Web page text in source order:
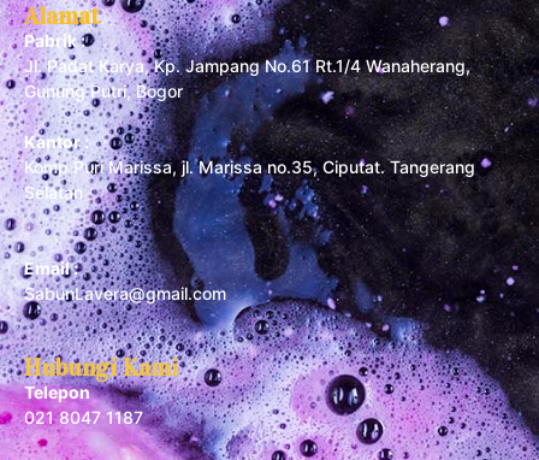
Alamat
Pabrik :
Jl. Padat Karya, Kp. Jampang No.61 Rt.1/4 Wanaherang,
Gunung Putri, Bogor
Kantor :
Komp Puri Marissa, jl. Marissa no.35, Ciputat. Tangerang
Selatan
Email :
SabunLavera@gmail.com
Hubungi Kami
Telepon
021 8047 1187